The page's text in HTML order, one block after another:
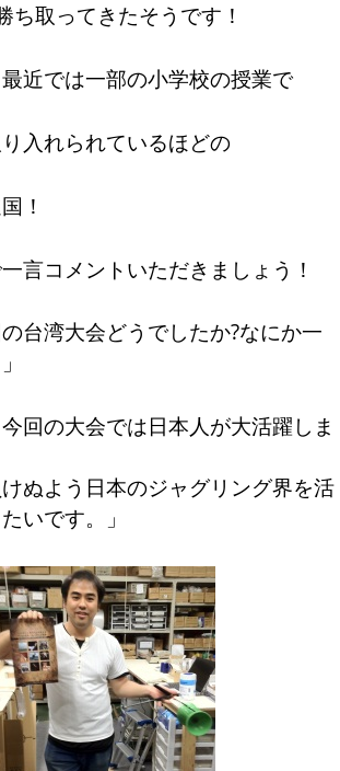
ち取ってきたそうです！
近では一部の小学校の授業で
入れられているほどの
！
言コメントいただきましょう！
の台湾大会どうでしたか?なにか一
今回の大会では日本人が大活躍しま
ぬよう日本のジャグリング界を活
いです。」